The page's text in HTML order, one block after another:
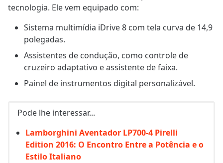
tecnologia. Ele vem equipado com:
Sistema multimídia iDrive 8 com tela curva de 14,9
polegadas.
Assistentes de condução, como controle de
cruzeiro adaptativo e assistente de faixa.
Painel de instrumentos digital personalizável.
Pode lhe interessar...
Lamborghini Aventador LP700-4 Pirelli
Edition 2016: O Encontro Entre a Potência e o
Estilo Italiano